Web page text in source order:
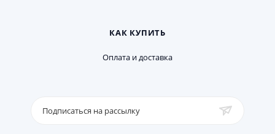
КАК КУПИТЬ
Оплата и доставка
Подписаться на рассылку